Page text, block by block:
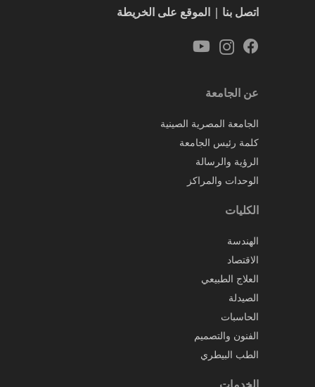
اتصل بنا | الموقع على الخريطة
عن الجامعة
الجامعة المصرية الصينية
كلمة رئيس الجامعة
الرؤية والرسالة
الوحدات والمراكز
الكليات
الهندسة
الاقتصاد
العلاج الطبيعي
الصيدلة
الحاسبات
الفنون والتصميم
الطب البيطري